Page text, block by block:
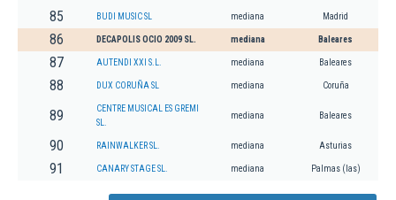
85 BUDI MUSIC SL mediana Madrid
86 DECAPOLIS OCIO 2009 SL. mediana Baleares
87 AUTENDI XXI S.L. mediana Baleares
88 DUX CORUÑA SL mediana Coruña
89
CENTRE MUSICAL ES GREMI
SL.
mediana Baleares
90 RAINWALKER SL. mediana Asturias
91 CANARY STAGE SL. mediana Palmas (las)